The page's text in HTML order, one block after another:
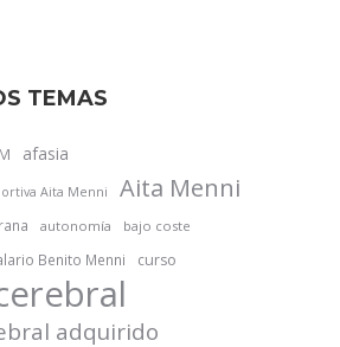
TEMAS
afasia
Aita Menni Aita Menni
autonomía bajo coste
Benito Menni curso
adquirido